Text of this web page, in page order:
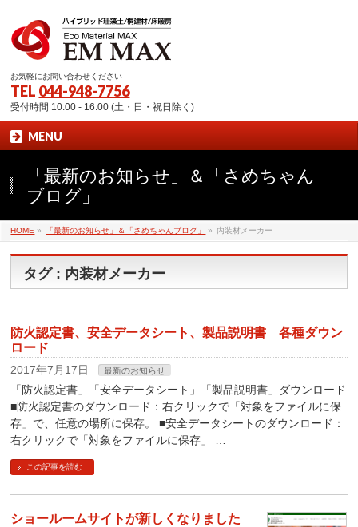
お気軽にお問い合わせください
TEL 044-948-7756
受付時間 10:00 - 16:00 (土・日・祝日除く)
MENU
「最新のお知らせ」＆「さめちゃん
ブログ」
HOME » 「最新のお知らせ」＆「さめちゃんブログ」 » 内装材メーカー
タグ : 内装材メーカー
防火認定書、安全データシート、製品説明書 各種ダウン
ロード
2017年7月17日 最新のお知らせ
「防火認定書」「安全データシート」「製品説明書」ダウンロード
■防火認定書のダウンロード：右クリックで「対象をファイルに保
存」で、任意の場所に保存。 ■安全データシートのダウンロード：
右クリックで「対象をファイルに保存」 …
この記事を読む
ショールームサイトが新しくなりました